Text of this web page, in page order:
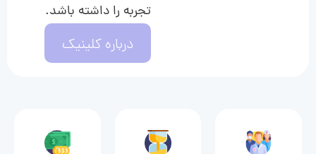
تجربه را داشته باشد.
درباره کلینیک